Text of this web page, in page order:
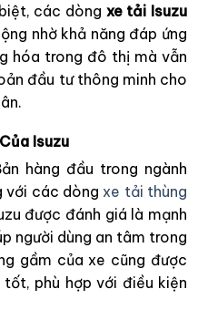
các dòng xe tải Isuzu
nhờ khả năng đáp ứng
hóa trong đô thị mà vẫn
đầu tư thông minh cho
Isuzu
hàng đầu trong ngành
với các dòng xe tải thùng
được đánh giá là mạnh
người dùng an tâm trong
gầm của xe cũng được
phù hợp với điều kiện